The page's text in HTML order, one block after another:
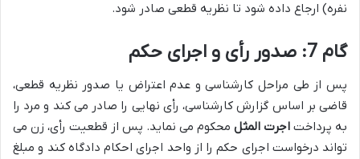
نفره) ارجاع داده شود تا نظریه قطعی صادر شود.
گام 7: صدور رأی و اجرای حکم
پس از طی مراحل کارشناسی و عدم اعتراض یا صدور نظریه قطعی،
قاضی بر اساس گزارش کارشناسی، رأی نهایی را صادر می کند و مرد را
به پرداخت اجرت المثل محکوم می نماید. پس از قطعیت رأی، زن می
تواند درخواست اجرای حکم را از واحد اجرای احکام دادگاه کند و مبلغ